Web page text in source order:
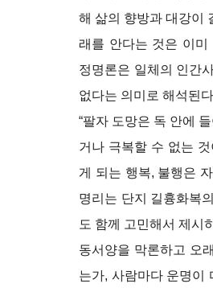
해 삶의 향방과 대강이
래를 안다는 것은 이
정명론은 일체의 인간
없다는 의미로 해석된
“팔자 도망은 독 안에
거나 극복할 수 없는
게 되는 행복, 불행은
명리는 단지 길흉화복
도 함께 고민해서 제시
동서양을 막론하고 오
는가, 사람마다 운명이